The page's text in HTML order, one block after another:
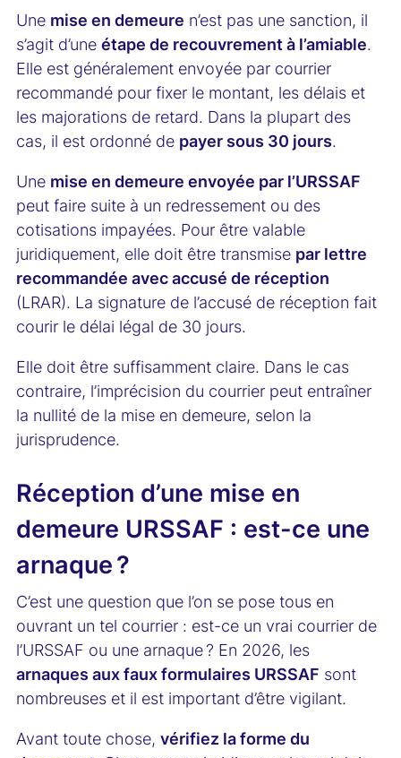
Une mise en demeure n’est pas une sanction, il
s’agit d’une étape de recouvrement à l’amiable.
Elle est généralement envoyée par courrier
recommandé pour fixer le montant, les délais et
les majorations de retard. Dans la plupart des
cas, il est ordonné de payer sous 30 jours.
Une mise en demeure envoyée par l’URSSAF
peut faire suite à un redressement ou des
cotisations impayées. Pour être valable
juridiquement, elle doit être transmise par lettre
recommandée avec accusé de réception
(LRAR). La signature de l’accusé de réception fait
courir le délai légal de 30 jours.
Elle doit être suffisamment claire. Dans le cas
contraire, l’imprécision du courrier peut entraîner
la nullité de la mise en demeure, selon la
jurisprudence.
Réception d’une mise en
demeure URSSAF : est-ce une
arnaque ?
C’est une question que l’on se pose tous en
ouvrant un tel courrier : est-ce un vrai courrier de
l’URSSAF ou une arnaque ? En 2026, les
arnaques aux faux formulaires URSSAF sont
nombreuses et il est important d’être vigilant.
Avant toute chose, vérifiez la forme du